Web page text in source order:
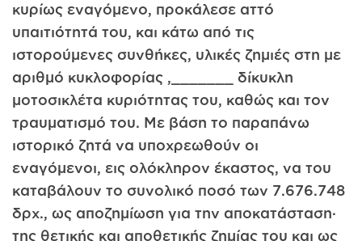
κυρίως εναγόμενο, προκάλεσε αττό
υπαιτιότητά του, και κάτω από τις
ιστορούμενες συνθήκες, υλικές ζημιές στη με
αριθμό κυκλοφορίας ,_______ δίκυκλη
μοτοσικλέτα κυριότητας του, καθώς και τον
τραυματισμό του. Με βάση το παραπάνω
ιστορικό ζητά να υποχρεωθούν οι
εναγόμενοι, εις ολόκληρον έκαστος, να του
καταβάλουν το συνολικό ποσό των 7.676.748
δρχ., ως αποζημίωση για την αποκατάσταση·
της θετικής και αποθετικής ζημίας του και ως